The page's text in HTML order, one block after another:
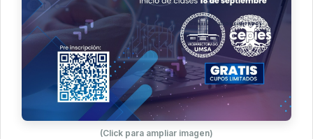
(Click para ampliar imagen)